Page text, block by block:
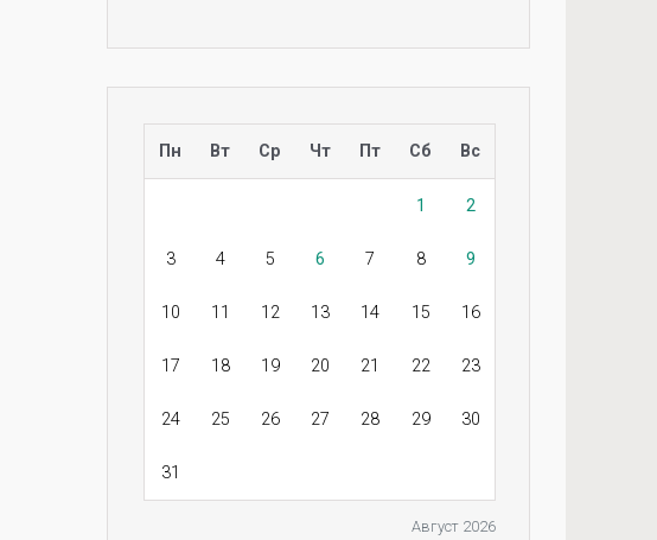
Август 2026
Пн Вт Ср Чт Пт Сб Вс
1 2
3 4 5 6 7 8 9
10 11 12 13 14 15 16
17 18 19 20 21 22 23
24 25 26 27 28 29 30
31